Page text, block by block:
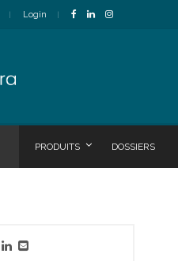
Login
PRODUITS DOSSIERS